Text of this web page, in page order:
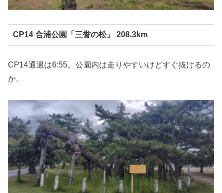
CP14 合浦公園「三誉の松」 208.3km
CP14通過は6:55。公園内は走りやすいけどすぐ抜けるの
か。